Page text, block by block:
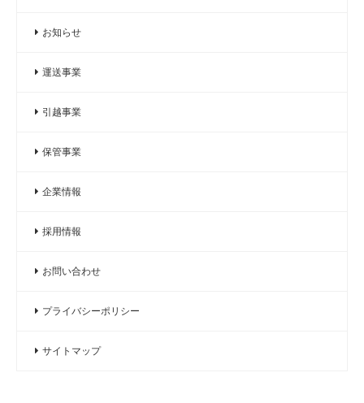
お知らせ
運送事業
引越事業
保管事業
企業情報
採用情報
お問い合わせ
プライバシーポリシー
サイトマップ